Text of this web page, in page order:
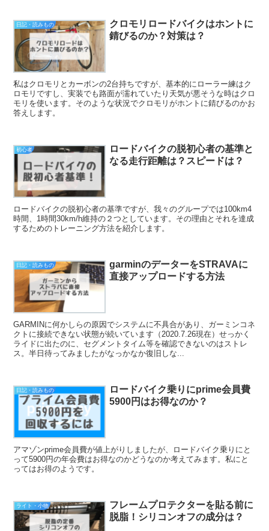
日記・読みもの
クロモリロードバイクはホントに
錆びるのか？対策は？
私はクロモリとカーボンの2台持ちですが、基本的にローラー練はク
ロモリですし、実装でも路面が濡れていたり天気が悪そうな時はクロ
モリを使います。そのような状況でクロモリがホントに錆びるのかお
答えします。
初心者
ロードバイクの脱初心者の基準と
なる走行距離は？スピードは？
ロードバイクの脱初心者の基準ですが、我々のグループでは100km4
時間、1時間30km/h維持の２つとしています。その理由とそれを達成
するためのトレーニング方法を紹介します。
日記・読みもの
garminのデーターをSTRAVAに
直接アップロードする方法
GARMINに何かしらの原因でシステムに不具合があり、ガーミンコネ
クトに接続できない状態が続いています（2020.7.26現在）せっかく
ライドに出たのに、セグメントタイム等を確認できないのはストレ
ス。半日待ってみましたがなっかなか復旧しな...
日記・読みもの
ロードバイク乗りにprime会員費
5900円はお得なのか？
アマゾンprime会員費が値上がりしましたが、ロードバイク乗りにと
って5900円の年会費はお得なのかどうなのか考えてみます。私にと
ってはお得のようです。
ライト・小物
フレームプロテクターを貼る前に
脱脂！シリコンオフの成分は？